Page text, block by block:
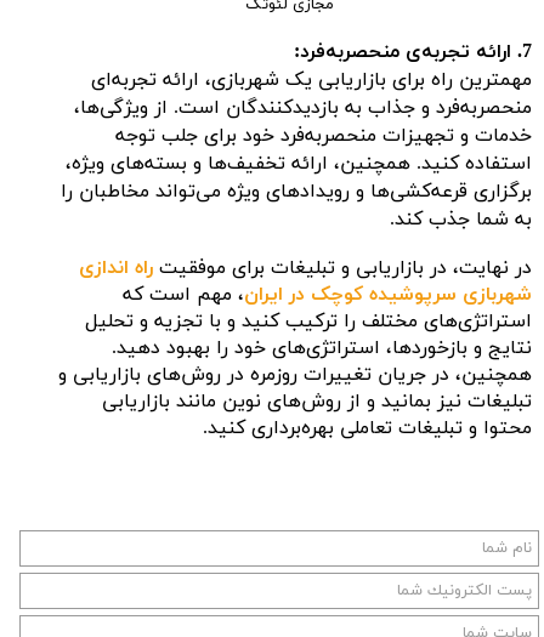
مجازی لئوتک
7. ارائه تجربه‌ی منحصربه‌فرد:
مهمترین راه برای بازاریابی یک شهربازی، ارائه تجربه‌ای
منحصربه‌فرد و جذاب به بازدیدکنندگان است. از ویژگی‌ها،
خدمات و تجهیزات منحصربه‌فرد خود برای جلب توجه
استفاده کنید. همچنین، ارائه تخفیف‌ها و بسته‌های ویژه،
برگزاری قرعه‌کشی‌ها و رویدادهای ویژه می‌تواند مخاطبان را
به شما جذب کند.
در نهایت، در بازاریابی و تبلیغات برای موفقیت راه اندازی
شهربازی سرپوشیده کوچک در ایران، مهم است که
استراتژی‌های مختلف را ترکیب کنید و با تجزیه و تحلیل
نتایج و بازخوردها، استراتژی‌های خود را بهبود دهید.
همچنین، در جریان تغییرات روزمره در روش‌های بازاریابی و
تبلیغات نیز بمانید و از روش‌های نوین مانند بازاریابی
محتوا و تبلیغات تعاملی بهره‌برداری کنید.